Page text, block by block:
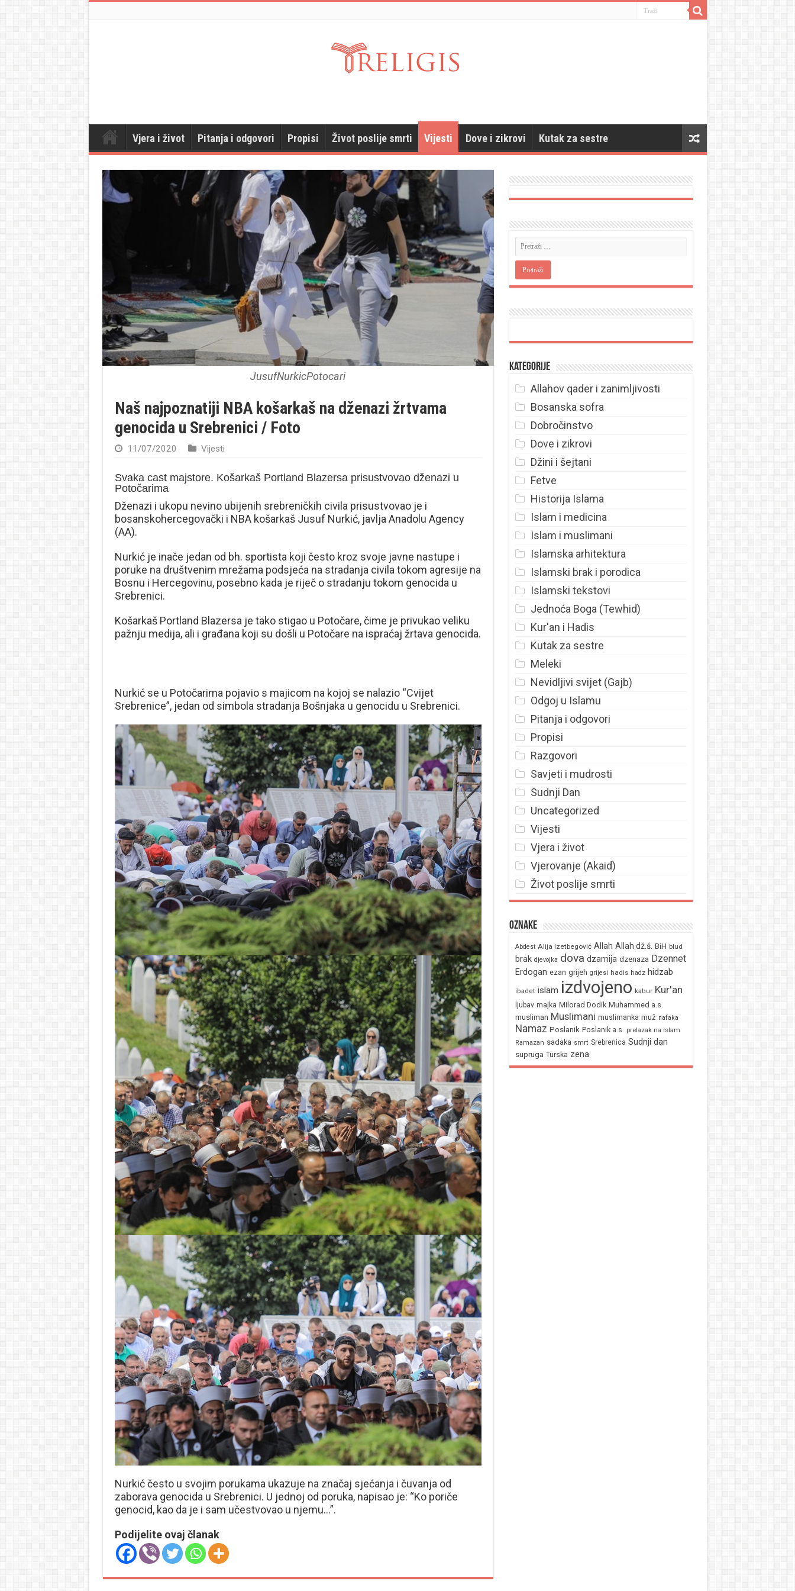
Vjera i život Pitanja i odgovori Propisi Život poslije smrti Vijesti Dove i zikrovi Kutak za sestre
JusufNurkicPotocari
Naš najpoznatiji NBA košarkaš na dženazi žrtvama
genocida u Srebrenici / Foto
11/07/2020 Vijesti
Svaka cast majstore. Košarkaš Portland Blazersa prisustvovao dženazi u
Potočarima
Dženazi i ukopu nevino ubijenih srebreničkih civila prisustvovao je i
bosanskohercegovački i NBA košarkaš Jusuf Nurkić, javlja Anadolu Agency
(AA).
Nurkić je inače jedan od bh. sportista koji često kroz svoje javne nastupe i
poruke na društvenim mrežama podsjeća na stradanja civila tokom agresije na
Bosnu i Hercegovinu, posebno kada je riječ o stradanju tokom genocida u
Srebrenici.
Košarkaš Portland Blazersa je tako stigao u Potočare, čime je privukao veliku
pažnju medija, ali i građana koji su došli u Potočare na ispraćaj žrtava genocida.
Nurkić se u Potočarima pojavio s majicom na kojoj se nalazio “Cvijet
Srebrenice”, jedan od simbola stradanja Bošnjaka u genocidu u Srebrenici.
Nurkić često u svojim porukama ukazuje na značaj sjećanja i čuvanja od
zaborava genocida u Srebrenici. U jednoj od poruka, napisao je: “Ko poriče
genocid, kao da je i sam učestvovao u njemu…”.
Podijelite ovaj članak
Kategorije
Allahov qader i zanimljivosti
Bosanska sofra
Dobročinstvo
Dove i zikrovi
Džini i šejtani
Fetve
Historija Islama
Islam i medicina
Islam i muslimani
Islamska arhitektura
Islamski brak i porodica
Islamski tekstovi
Jednoća Boga (Tewhid)
Kur'an i Hadis
Kutak za sestre
Meleki
Nevidljivi svijet (Gajb)
Odgoj u Islamu
Pitanja i odgovori
Propisi
Razgovori
Savjeti i mudrosti
Sudnji Dan
Uncategorized
Vijesti
Vjera i život
Vjerovanje (Akaid)
Život poslije smrti
Oznake
Abdest Alija Izetbegović Allah Allah dž.š. BiH blud
brak djevojka dova dzamija dzenaza Dzennet
Erdogan ezan grijeh grijesi hadis hadz hidzab
ibadet islam izdvojeno kabur Kur'an
ljubav majka Milorad Dodik Muhammed a.s.
musliman Muslimani muslimanka muž nafaka
Namaz Poslanik Poslanik a.s. prelazak na islam
Ramazan sadaka smrt Srebrenica Sudnji dan
supruga Turska zena